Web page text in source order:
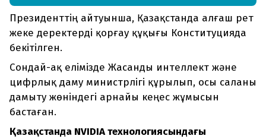
Президенттің айтуынша, Қазақстанда алғаш рет
жеке деректерді қорғау құқығы Конституцияда
бекітілген.
Сондай-ақ елімізде Жасанды интеллект және
цифрлық даму министрлігі құрылып, осы саланы
дамыту жөніндегі арнайы кеңес жұмысын
бастаған.
Қазақстанда NVIDIA технологиясындағы